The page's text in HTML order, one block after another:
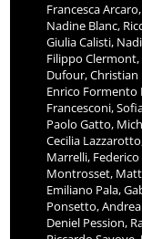
Francesca
Nadine Blanc,
Giulia Calisti,
Filippo Clermont,
Dufour, Christian
Enrico Formento
Francesconi,
Paolo Gatto,
Cecilia
Marrelli,
Montrosset,
Emiliano Pala,
Ponsetto,
Deniel Pession,